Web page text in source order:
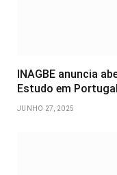
INAGBE anuncia
Estudo em
JUNHO 27, 2025